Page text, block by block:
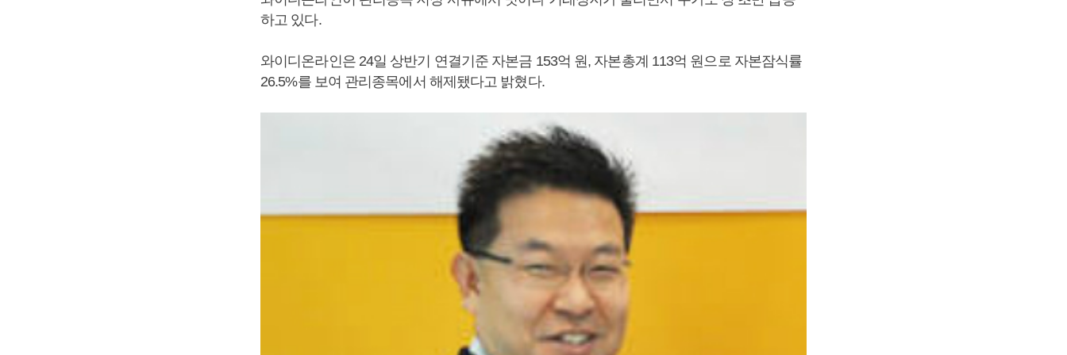
하고 있다.
와이디온라인은 24일 상반기 연결기준 자본금 153억 원, 자본총계 113억 원으로 자본잠식률
26.5%를 보여 관리종목에서 해제됐다고 밝혔다.